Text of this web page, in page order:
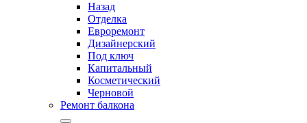
Назад
Отделка
Евроремонт
Дизайнерский
Под ключ
Капитальный
Косметический
Черновой
Ремонт балкона